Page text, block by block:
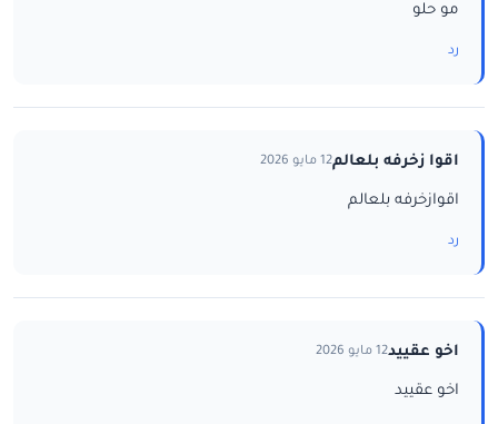
مو حلو
رد
اقوا زخرفه بلعالم12 مايو 2026
اقوازخرفه بلعالم
رد
اخو عقييد12 مايو 2026
اخو عقييد